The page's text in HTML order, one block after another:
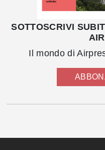
SOTTOSCRIVI
Il mondo di